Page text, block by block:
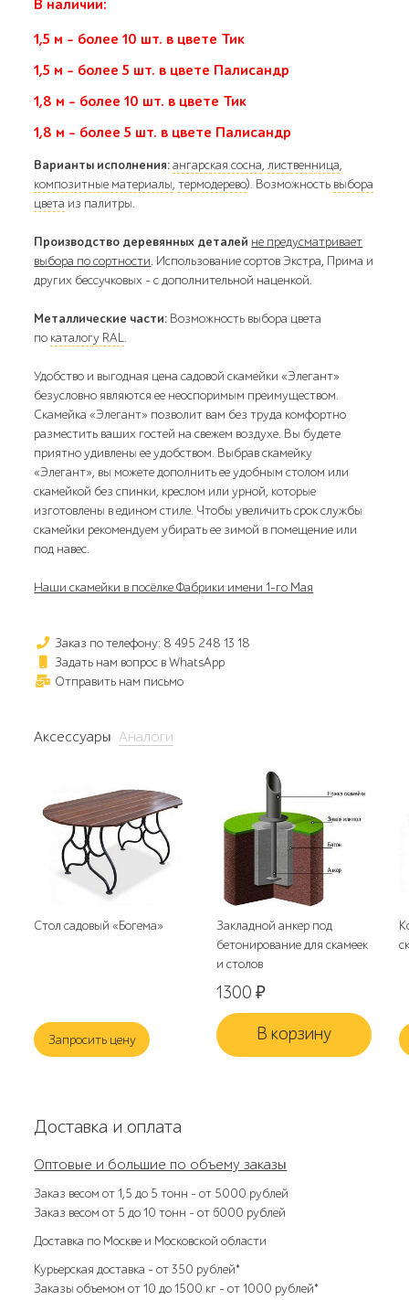
В наличии:
1,5 м - более 10 шт. в цвете Тик
1,5 м - более 5 шт. в цвете Палисандр
1,8 м - более 10 шт. в цвете Тик
1,8 м - более 5 шт. в цвете Палисандр
Варианты исполнения:ангарская сосна,лиственница,
композитные материалы,термодерево). Возможность выбора
цвета из палитры.
Производство деревянных деталей не предусматривает
выбора по сортности. Использование сортов Экстра, Прима и
других бессучковых - с дополнительной наценкой.
Металлические части: Возможность выбора цвета
по каталогу RAL.
Удобство и выгодная цена садовой скамейки «Элегант»
безусловно являются ее неоспоримым преимуществом.
Скамейка «Элегант» позволит вам без труда комфортно
разместить ваших гостей на свежем воздухе. Вы будете
приятно удивлены ее удобством. Выбрав скамейку
«Элегант», вы можете дополнить ее удобным столом или
скамейкой без спинки, креслом или урной, которые
изготовлены в едином стиле. Чтобы увеличить срок службы
скамейки рекомендуем убирать ее зимой в помещение или
под навес.
Наши скамейки в посёлке Фабрики имени 1-го Мая
Заказ по телефону: 8 495 248 13 18
Задать нам вопрос в WhatsApp
Отправить нам письмо
Аксессуары Аналоги
Стол садовый «Богема»
Запросить цену
Закладной анкер под
бетонирование для скамеек
и столов
1300₽
В корзину
Доставка и оплата
Оптовые и большие по объему заказы
Заказ весом от 1,5 до 5 тонн – от 5000 рублей
Заказ весом от 5 до 10 тонн – от 6000 рублей
Доставка по Москве и Московской области
Курьерская доставка – от 350 рублей*
Заказы объемом от 10 до 1500 кг – от 1000 рублей*